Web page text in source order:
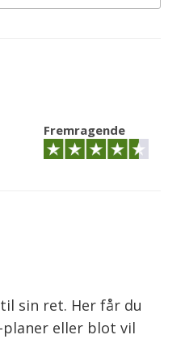
Fremragende
sin ret. Her får du
planer eller blot vil